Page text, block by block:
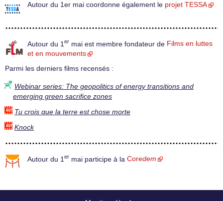
Autour du 1er mai coordonne également le projet TESSA
Autour du 1 er mai est membre fondateur de Films en luttes
et en mouvements
Parmi les derniers films recensés :
Webinar series: The geopolitics of energy transitions and
emerging green sacrifice zones
Tu crois que la terre est chose morte
Knock
Autour du 1 er mai participe à la Coredem